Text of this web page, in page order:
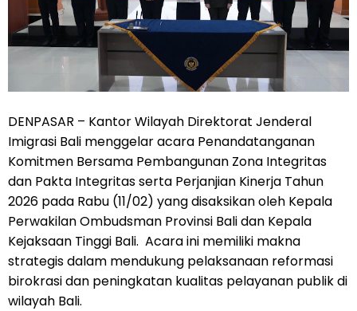
DENPASAR – Kantor Wilayah Direktorat Jenderal
Imigrasi Bali menggelar acara Penandatanganan
Komitmen Bersama Pembangunan Zona Integritas
dan Pakta Integritas serta Perjanjian Kinerja Tahun
2026 pada Rabu (11/02) yang disaksikan oleh Kepala
Perwakilan Ombudsman Provinsi Bali dan Kepala
Kejaksaan Tinggi Bali. Acara ini memiliki makna
strategis dalam mendukung pelaksanaan reformasi
birokrasi dan peningkatan kualitas pelayanan publik di
wilayah Bali.